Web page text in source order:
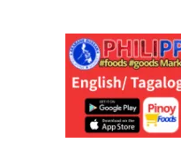
ラ
ー
ジ
6
0
g
【
K